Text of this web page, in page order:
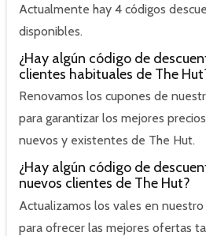
Actualmente hay 4 códigos
disponibles.
¿Hay algún código de
clientes habituales de The
Renovamos los cupones de
para garantizar los mejores
nuevos y existentes de The Hut.
¿Hay algún código de
nuevos clientes de The Hut?
Actualizamos los vales en
para ofrecer las mejores ofertas